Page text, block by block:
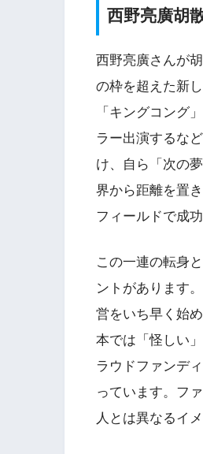
西野亮廣胡
西野亮廣さんが
の枠を超えた新
「キングコング
ラー出演するな
け、自ら「次の
界から距離を置
フィールドで成
この一連の転身
ントがあります
営をいち早く始
本では「怪しい
ラウドファンデ
っています。フ
人とは異なるイ